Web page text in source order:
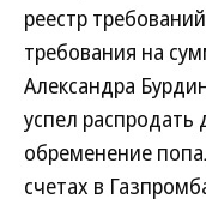
реестр
требования на
Александра
успел распродать
обременение
счетах в